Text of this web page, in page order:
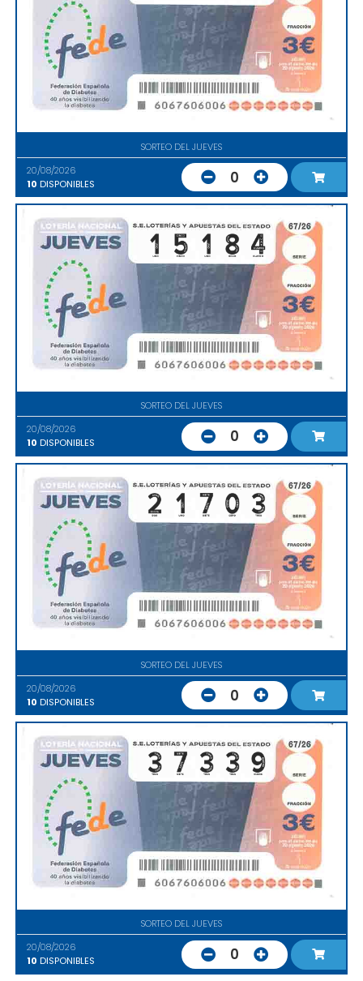
SORTEO DEL JUEVES
20/08/2026
10 DISPONIBLES 0
SORTEO DEL JUEVES
20/08/2026
10 DISPONIBLES 0
SORTEO DEL JUEVES
20/08/2026
10 DISPONIBLES 0
SORTEO DEL JUEVES
20/08/2026
10 DISPONIBLES 0